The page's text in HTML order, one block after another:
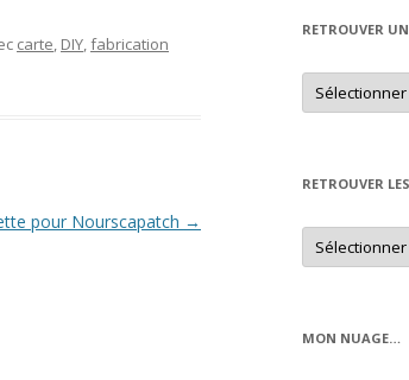
carte, DIY,fabrication
pour Nourscapatch →
RETROUVER
Retrouver
un
article
RETROUVER
Retrouver
les
articles
MON NUAGE…